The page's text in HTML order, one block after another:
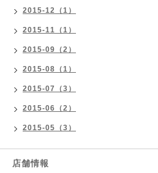
2015-12（1）
2015-11（1）
2015-09（2）
2015-08（1）
2015-07（3）
2015-06（2）
2015-05（3）
店舗情報